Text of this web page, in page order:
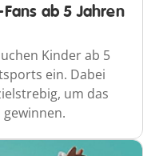
ab 5 Jahren
Kinder ab 5
ein. Dabei
um das